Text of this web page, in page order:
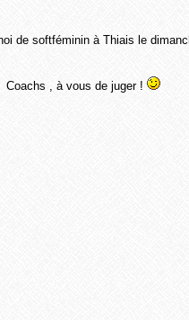
de softféminin à Thiais le
Coachs , à vous de juger !